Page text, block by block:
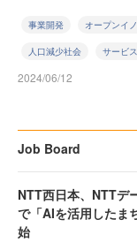
事業開発 オープンイ
人口減少社会 サービ
2024/06/12
Job Board
NTT西日本、NTTデ
で「AIを活用したま
始